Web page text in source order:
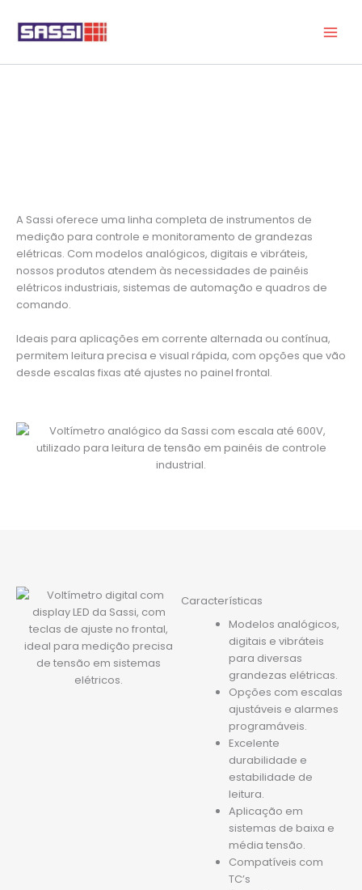
para
A Sassi oferece uma linha completa de instrumentos de
medição para controle e monitoramento de grandezas
elétricas. Com modelos analógicos, digitais e vibráteis,
nossos produtos atendem às necessidades de painéis
elétricos industriais, sistemas de automação e quadros de
comando.
Ideais para aplicações em corrente alternada ou contínua,
permitem leitura precisa e visual rápida, com opções que vão
desde escalas fixas até ajustes no painel frontal.
Características
Modelos analógicos,
digitais e vibráteis
para diversas
grandezas elétricas.
Opções com escalas
ajustáveis e alarmes
programáveis.
Excelente
durabilidade e
estabilidade de
leitura.
Aplicação em
sistemas de baixa e
média tensão.
Compatíveis com
TC’s